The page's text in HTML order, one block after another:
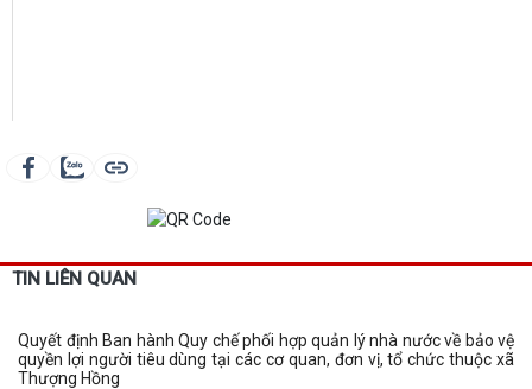
TIN LIÊN QUAN
Quyết định Ban hành Quy chế phối hợp quản lý nhà nước về bảo vệ
quyền lợi người tiêu dùng tại các cơ quan, đơn vị, tổ chức thuộc xã
Thượng Hồng